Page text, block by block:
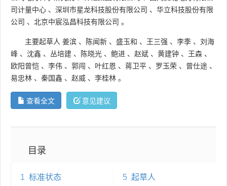
司计量中心 、 深圳市星龙科技股份有限公司 、 华立科技股份有限
公司 、 北京中宸泓昌科技有限公司 。
主要起草人 姜滨 、 陈闻新 、 盛玉和 、 王三强 、 李季 、 刘海
峰 、 沈鑫 、 丛培建 、 陈晓光 、 鲍进 、 赵斌 、 黄建钟 、 王森 、
欧阳曾恺 、 李伟 、 郭闯 、 叶红恩 、 蒋卫平 、 罗玉荣 、 曾仕途 、
易忠林 、 秦国鑫 、 赵威 、 李桂林 。
查看全文 意见建议
目录
1 标准状态
5 起草人